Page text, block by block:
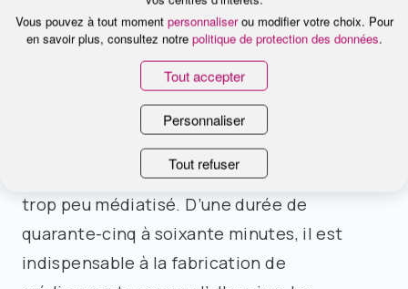
heures sur place, mais il est vital. Il permet
de recueillir six fois plus de plaquettes que
lors d’un don de sang total », souligne Annick
don de plasma,il reste encore
trop peu médiatisé. D’une durée de
quarante-cinq à soixante minutes, il est
indispensable à la fabrication de
Vous pouvez à tout moment personnaliserou modifier votre choix. Pour
en savoir plus, consultez notre politique de protection des données.
Tout accepter
Personnaliser
Tout refuser